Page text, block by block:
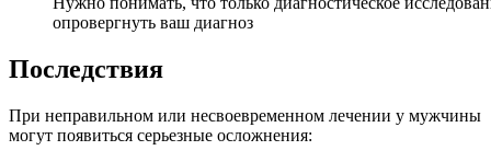
опровергнуть ваш диагноз
Последствия
При неправильном или несвоевременном лечении у мужчины
могут появиться серьезные осложнения: